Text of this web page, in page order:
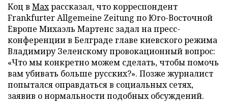
Коц в Махрассказал, что корреспондент
Frankfurter Allgemeine Zeitung по Юго-Восточной
Европе Михаэль Мартенс задал на пресс-
конференции в Белграде главе киевского режима
Владимиру Зеленскому провокационный вопрос:
«Что мы конкретно можем сделать, чтобы помочь
вам убивать больше русских?». Позже журналист
попытался оправдаться в социальных сетях,
заявив о нормальности подобных обсуждений.